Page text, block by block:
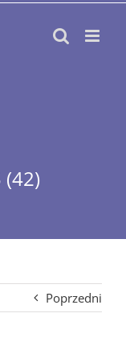
Poprzedni